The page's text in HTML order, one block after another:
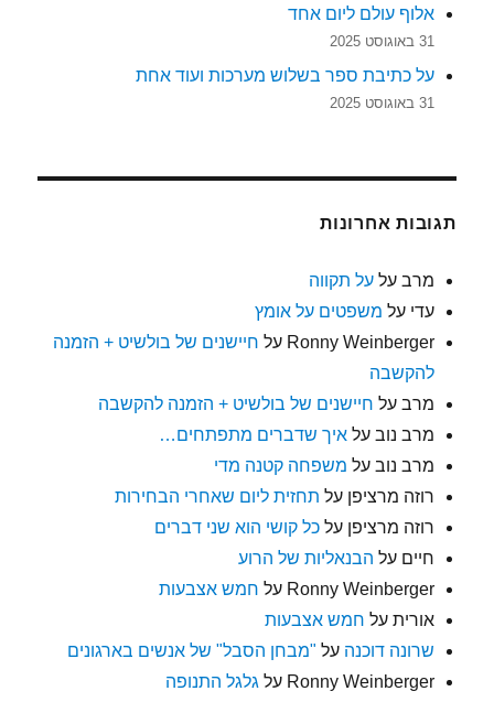
אלוף עולם ליום אחד
31 באוגוסט 2025
על כתיבת ספר בשלוש מערכות ועוד אחת
31 באוגוסט 2025
תגובות אחרונות
מרב עלעל תקווה
עדי על משפטים על אומץ
Ronny Weinberger על חיישנים של בולשיט + הזמנה
להקשבה
מרב על חיישנים של בולשיט + הזמנה להקשבה
מרב נוב עלאיך שדברים מתפתחים…
מרב נוב על משפחה קטנה מדי
רוזה מרציפן על תחזית ליום שאחרי הבחירות
רוזה מרציפן עלכל קושי הוא שני דברים
חיים על הבנאליות של הרוע
Ronny Weinberger על חמש אצבעות
אורית על חמש אצבעות
שרונה דוכנה על "מבחן הסבל" של אנשים בארגונים
Ronny Weinberger על גלגל התנופה